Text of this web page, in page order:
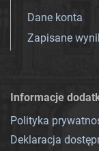
Dane konta
Zapisane
Informacje
Polityka
Deklaracja